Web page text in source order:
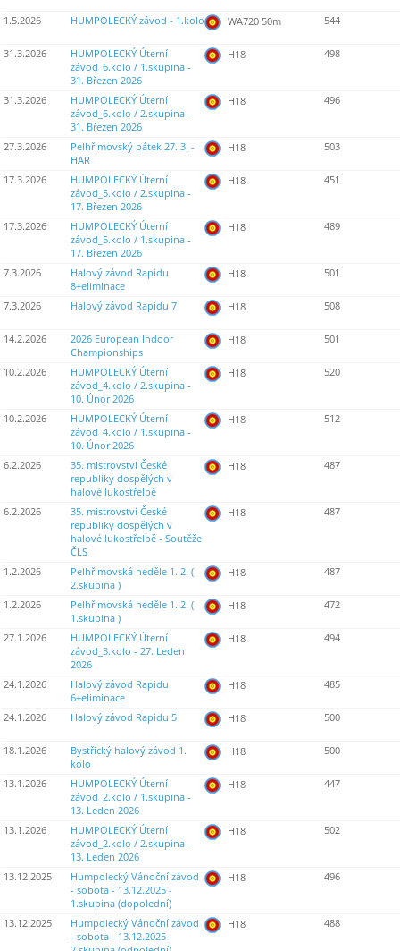
1.5.2026 HUMPOLECKÝ závod - 1.kolo WA720 50m 544
31.3.2026
HUMPOLECKÝ Úterní
závod_6.kolo / 1.skupina -
31. Březen 2026
H18 498
31.3.2026
HUMPOLECKÝ Úterní
závod_6.kolo / 2.skupina -
31. Březen 2026
H18 496
27.3.2026
Pelhřimovský pátek 27. 3. -
HAR
H18 503
17.3.2026
HUMPOLECKÝ Úterní
závod_5.kolo / 2.skupina -
17. Březen 2026
H18 451
17.3.2026
HUMPOLECKÝ Úterní
závod_5.kolo / 1.skupina -
17. Březen 2026
H18 489
7.3.2026
Halový závod Rapidu
8+eliminace
H18 501
7.3.2026 Halový závod Rapidu 7 H18 508
14.2.2026
2026 European Indoor
Championships
H18 501
10.2.2026
HUMPOLECKÝ Úterní
závod_4.kolo / 2.skupina -
10. Únor 2026
H18 520
10.2.2026
HUMPOLECKÝ Úterní
závod_4.kolo / 1.skupina -
10. Únor 2026
H18 512
6.2.2026
35. mistrovství České
republiky dospělých v
halové lukostřelbě
H18 487
6.2.2026
35. mistrovství České
republiky dospělých v
halové lukostřelbě - Soutěže
ČLS
H18 487
1.2.2026
Pelhřimovská neděle 1. 2. (
2.skupina )
H18 487
1.2.2026
Pelhřimovská neděle 1. 2. (
1.skupina )
H18 472
27.1.2026
HUMPOLECKÝ Úterní
závod_3.kolo - 27. Leden
2026
H18 494
24.1.2026
Halový závod Rapidu
6+eliminace
H18 485
24.1.2026 Halový závod Rapidu 5 H18 500
18.1.2026
Bystřický halový závod 1.
kolo
H18 500
13.1.2026
HUMPOLECKÝ Úterní
závod_2.kolo / 1.skupina -
13. Leden 2026
H18 447
13.1.2026
HUMPOLECKÝ Úterní
závod_2.kolo / 2.skupina -
13. Leden 2026
H18 502
13.12.2025
Humpolecký Vánoční závod
- sobota - 13.12.2025 -
1.skupina (dopolední)
H18 496
13.12.2025
Humpolecký Vánoční závod
- sobota - 13.12.2025 -
H18 488